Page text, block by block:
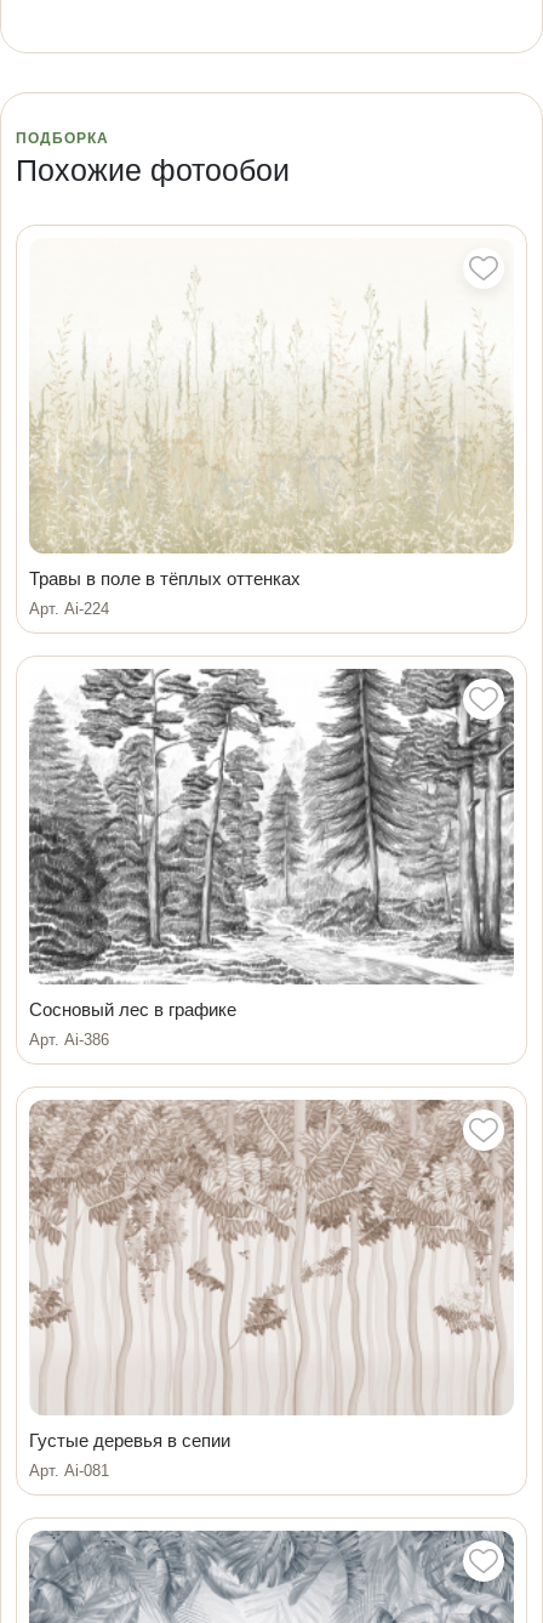
ПОДБОРКА
Похожие фотообои
Травы в поле в тёплых оттенках
Арт. Ai-224
Сосновый лес в графике
Арт. Ai-386
Густые деревья в сепии
Арт. Ai-081